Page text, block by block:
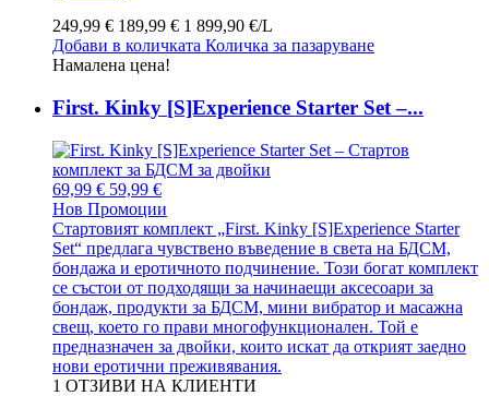
249,99 € 189,99 € 1 899,90 €/L
Добави в количката Количка за пазаруване
Намалена цена!
First. Kinky [S]Experience Starter Set –...
69,99 € 59,99 €
Нов Промоции
Стартовият комплект „First. Kinky [S]Experience Starter
Set“ предлага чувствено въведение в света на БДСМ,
бондажа и еротичното подчинение. Този богат комплект
се състои от подходящи за начинаещи аксесоари за
бондаж, продукти за БДСМ, мини вибратор и масажна
свещ, което го прави многофункционален. Той е
предназначен за двойки, които искат да открият заедно
нови еротични преживявания.
1 ОТЗИВИ НА КЛИЕНТИ